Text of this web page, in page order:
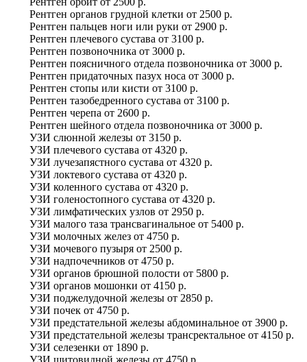
Рентген органов грудной клетки от 2500 р.
Рентген пальцев ноги или руки от 2900 р.
Рентген плечевого сустава от 3100 р.
Рентген позвоночника от 3000 р.
Рентген поясничного отдела позвоночника от 3000 р.
Рентген придаточных пазух носа от 3000 р.
Рентген стопы или кисти от 3100 р.
Рентген тазобедренного сустава от 3100 р.
Рентген черепа от 2600 р.
Рентген шейного отдела позвоночника от 3000 р.
УЗИ слюнной железы от 3150 р.
УЗИ плечевого сустава от 4320 р.
УЗИ лучезапястного сустава от 4320 р.
УЗИ локтевого сустава от 4320 р.
УЗИ коленного сустава от 4320 р.
УЗИ голеностопного сустава от 4320 р.
УЗИ лимфатических узлов от 2950 р.
УЗИ малого таза трансвагинальное от 5400 р.
УЗИ молочных желез от 4750 р.
УЗИ мочевого пузыря от 2500 р.
УЗИ надпочечников от 4750 р.
УЗИ органов брюшной полости от 5800 р.
УЗИ органов мошонки от 4150 р.
УЗИ поджелудочной железы от 2850 р.
УЗИ почек от 4750 р.
УЗИ предстательной железы абдоминальное от 3900 р.
УЗИ предстательной железы трансректальное от 4150 р.
УЗИ селезенки от 1890 р.
УЗИ щитовидной железы от 4750 р.